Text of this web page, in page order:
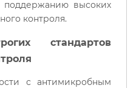
поддержанию высоких
контроля.
стандартов
с антимикробным